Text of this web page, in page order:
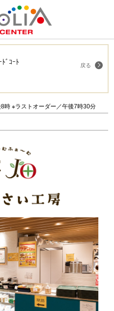
ﾞｺｰﾄ 戻る
時 ※ラストオーダー／午後7時30分